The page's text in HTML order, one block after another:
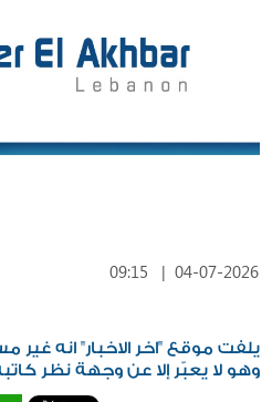
09:15 |04-07-2026
يلفت موقع "اخر الاخبار" انه
وهو لا يعبّر إلا عن وجهة نظر